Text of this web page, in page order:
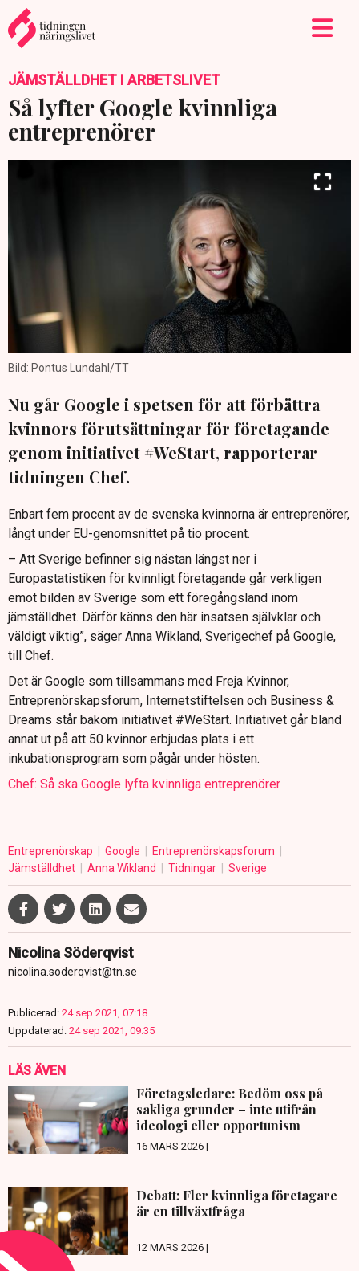
JÄMSTÄLLDHET I ARBETSLIVET
Så lyfter Google kvinnliga
entreprenörer
Bild: Pontus Lundahl/TT
Nu går Google i spetsen för att förbättra
kvinnors förutsättningar för företagande
genom initiativet #WeStart, rapporterar
tidningen Chef.
Enbart fem procent av de svenska kvinnorna är entreprenörer,
långt under EU-genomsnittet på tio procent.
– Att Sverige befinner sig nästan längst ner i
Europastatistiken för kvinnligt företagande går verkligen
emot bilden av Sverige som ett föregångsland inom
jämställdhet. Därför känns den här insatsen självklar och
väldigt viktig”, säger Anna Wikland, Sverigechef på Google,
till Chef.
Det är Google som tillsammans med Freja Kvinnor,
Entreprenörskapsforum, Internetstiftelsen och Business &
Dreams står bakom initiativet #WeStart. Initiativet går bland
annat ut på att 50 kvinnor erbjudas plats i ett
inkubationsprogram som pågår under hösten.
Chef: Så ska Google lyfta kvinnliga entreprenörer
Entreprenörskap Google
Entreprenörskapsforum
Jämställdhet
Anna Wikland Tidningar Sverige
Nicolina Söderqvist
nicolina.soderqvist@tn.se
Publicerad: 24 sep 2021, 07:18
Uppdaterad: 24 sep 2021, 09:35
LÄS ÄVEN
Företagsledare: Bedöm oss på
sakliga grunder – inte utifrån
ideologi eller opportunism
16 MARS 2026 |
Debatt: Fler kvinnliga företagare
är en tillväxtfråga
12 MARS 2026 |